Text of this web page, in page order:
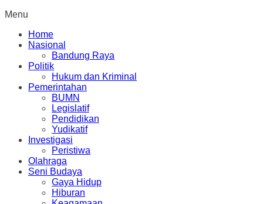
Menu
Home
Nasional
Bandung Raya
Politik
Hukum dan Kriminal
Pemerintahan
BUMN
Legislatif
Pendidikan
Yudikatif
Investigasi
Peristiwa
Olahraga
Seni Budaya
Gaya Hidup
Hiburan